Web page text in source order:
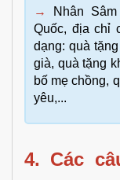
→
Nhân
Quốc, địa chỉ
dạng: quà
già, quà tặng
bố mẹ chồng,
yêu,...
4. Các